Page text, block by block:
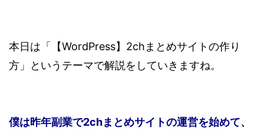
本日は「【WordPress】2chまとめサイトの作り
方」というテーマで解説をしていきますね。
僕は昨年副業で2chまとめサイトの運営を始めて、